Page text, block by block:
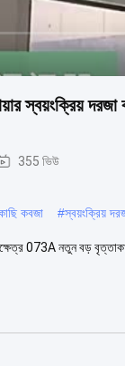
স্বয়ংক্রিয় দরজা
355 ভিউ
কবজা #স্বয়ংক্রিয়
073A নতুন বড়